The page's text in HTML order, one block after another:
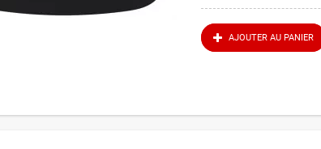
AJOUTER AU PANIER